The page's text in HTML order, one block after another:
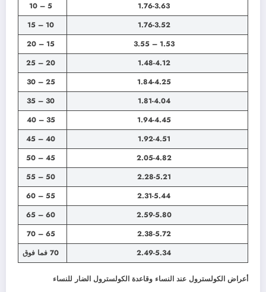
1.76-3.63
5 – 10
1.76-3.52
10 – 15
1.53 – 3.55
15 – 20
1.48-4.12
20 – 25
1.84-4.25
25 – 30
1.81-4.04
30 – 35
1.94-4.45
35 – 40
1.92-4.51
40 – 45
2.05-4.82
45 – 50
2.28-5.21
50 – 55
2.31-5.44
55 – 60
2.59-5.80
60 – 65
2.38-5.72
65 – 70
2.49-5.34
70 فما فوق
أعراض الكولسترول عند النساء وقاعدة الكولسترول الضار للنساء